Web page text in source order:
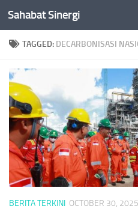
Skip to content
Sahabat Sinergi
TAGGED: DECARBONISASI
BERITA TERKINI OCTOBER 30, 2025